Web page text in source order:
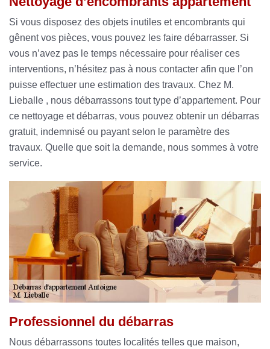
Si vous disposez des objets inutiles et encombrants qui
gênent vos pièces, vous pouvez les faire débarrasser. Si
vous n’avez pas le temps nécessaire pour réaliser ces
interventions, n’hésitez pas à nous contacter afin que l’on
puisse effectuer une estimation des travaux. Chez M.
Lieballe , nous débarrassons tout type d’appartement. Pour
ce nettoyage et débarras, vous pouvez obtenir un débarras
gratuit, indemnisé ou payant selon le paramètre des
travaux. Quelle que soit la demande, nous sommes à votre
service.
Professionnel du débarras
Nous débarrassons toutes localités telles que maison,